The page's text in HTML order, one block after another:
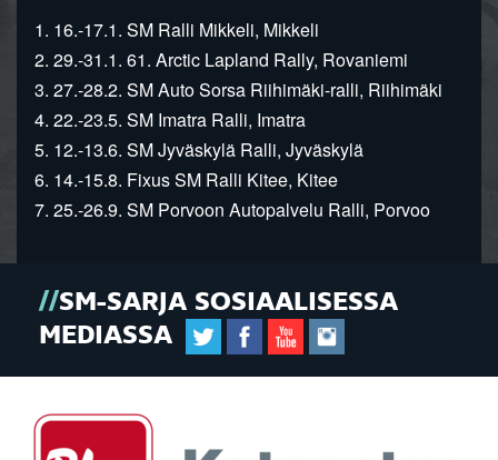
1. 16.-17.1. SM Ralli Mikkeli, Mikkeli
2. 29.-31.1. 61. Arctic Lapland Rally, Rovaniemi
3. 27.-28.2. SM Auto Sorsa Riihimäki-ralli, Riihimäki
4. 22.-23.5. SM Imatra Ralli, Imatra
5. 12.-13.6. SM Jyväskylä Ralli, Jyväskylä
6. 14.-15.8. Fixus SM Ralli Kitee, Kitee
7. 25.-26.9. SM Porvoon Autopalvelu Ralli, Porvoo
SM-SARJA SOSIAALISESSA
MEDIASSA